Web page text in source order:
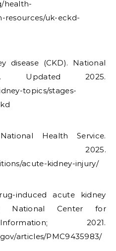
health-
resources/uk-eckd-
disease (CKD). National
Updated 2025.
topics/stages-
Health Service.
2025.
acute-kidney-injury/
induced acute kidney
National Center for
2021.
articles/PMC9435983/